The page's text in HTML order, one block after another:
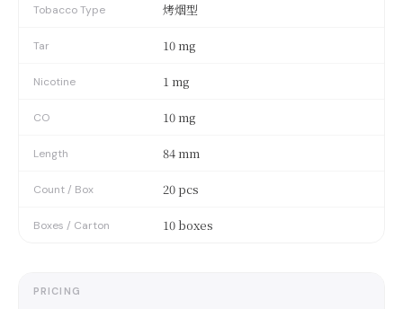
Tobacco Type 烤烟型
Tar 10 mg
Nicotine 1 mg
CO 10 mg
Length 84 mm
Count / Box 20 pcs
Boxes / Carton 10 boxes
PRICING